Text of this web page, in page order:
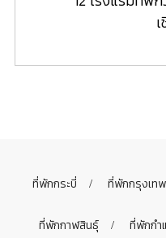
ที่พักกระบี่ ที่พักกรุงเท
ที่พักกาฬสินธุ์ ที่พักกำ